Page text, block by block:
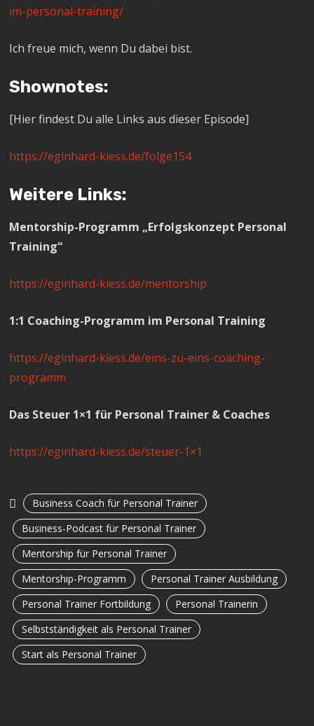
im-personal-training/
Ich freue mich, wenn Du dabei bist.
Shownotes:
[Hier findest Du alle Links aus dieser Episode]
https://eginhard-kiess.de/folge154
Weitere Links:
Mentorship-Programm „Erfolgskonzept Personal
Training“
https://eginhard-kiess.de/mentorship
1:1 Coaching-Programm im Personal Training
https://eginhard-kiess.de/eins-zu-eins-coaching-
programm
Das Steuer 1×1 für Personal Trainer & Coaches
https://eginhard-kiess.de/steuer-1×1
Business Coach für Personal Trainer
Business-Podcast für Personal Trainer
Mentorship für Personal Trainer
Mentorship-Programm
Personal Trainer Ausbildung
Personal Trainer Fortbildung
Personal Trainerin
Selbstständigkeit als Personal Trainer
Start als Personal Trainer